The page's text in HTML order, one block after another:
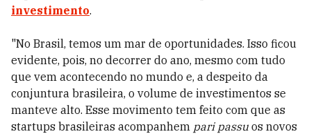
investimento.
"No Brasil, temos um mar de oportunidades. Isso ficou
evidente, pois, no decorrer do ano, mesmo com tudo
que vem acontecendo no mundo e, a despeito da
conjuntura brasileira, o volume de investimentos se
manteve alto. Esse movimento tem feito com que as
startups brasileiras acompanhem pari passu os novos